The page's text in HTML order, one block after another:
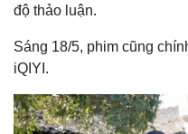
độ thảo luận.
Sáng 18/5, phim cũng
iQIYI.